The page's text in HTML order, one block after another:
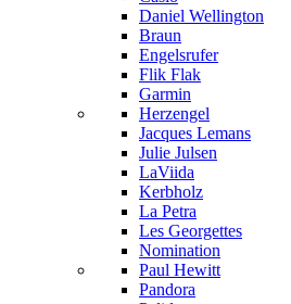
Daniel Wellington
Braun
Engelsrufer
Flik Flak
Garmin
Herzengel
Jacques Lemans
Julie Julsen
LaViida
Kerbholz
La Petra
Les Georgettes
Nomination
Paul Hewitt
Pandora